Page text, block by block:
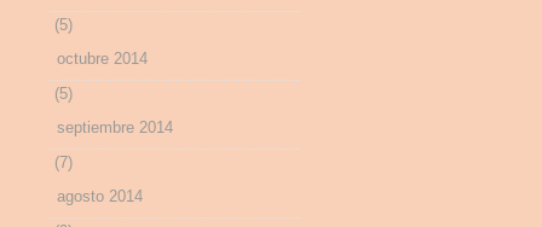
(5)
octubre 2014
(5)
septiembre 2014
(7)
agosto 2014